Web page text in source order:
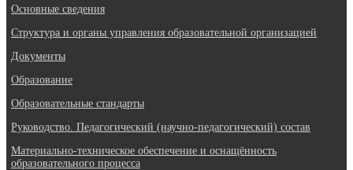
Основные сведения
Структура и органы управления образовательной организацией
Документы
Образование
Образовательные стандарты
Руководство. Педагогический (научно-педагогический) состав
Материально-техническое обеспечение и оснащённость
образовательного процесса